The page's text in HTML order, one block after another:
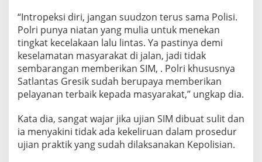
m
a
t
a
n
J
n
g
n
C
r
“Intropeksi diri, jangan suudzon terus sama Polisi.
Polri punya niatan yang mulia untuk menekan
tingkat kecelakaan lalu lintas. Ya pastinya demi
keselamatan masyarakat di jalan, jadi tidak
sembarangan memberikan SIM, . Polri khususnya
Satlantas Gresik sudah berupaya memberikan
pelayanan terbaik kepada masyarakat,” ungkap dia.
Kata dia, sangat wajar jika ujian SIM dibuat sulit dan
ia menyakini tidak ada kekeliruan dalam prosedur
ujian praktik yang sudah dilaksanakan Kepolisian.